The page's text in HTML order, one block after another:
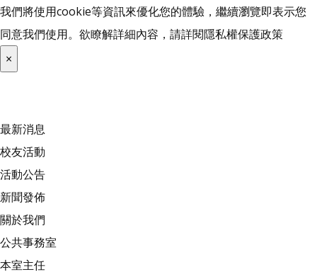
我們將使用cookie等資訊來優化您的體驗，繼續瀏覽即表示您
同意我們使用。欲瞭解詳細內容，請詳閱隱私權保護政策
×
最新消息
校友活動
活動公告
新聞發佈
關於我們
公共事務室
本室主任